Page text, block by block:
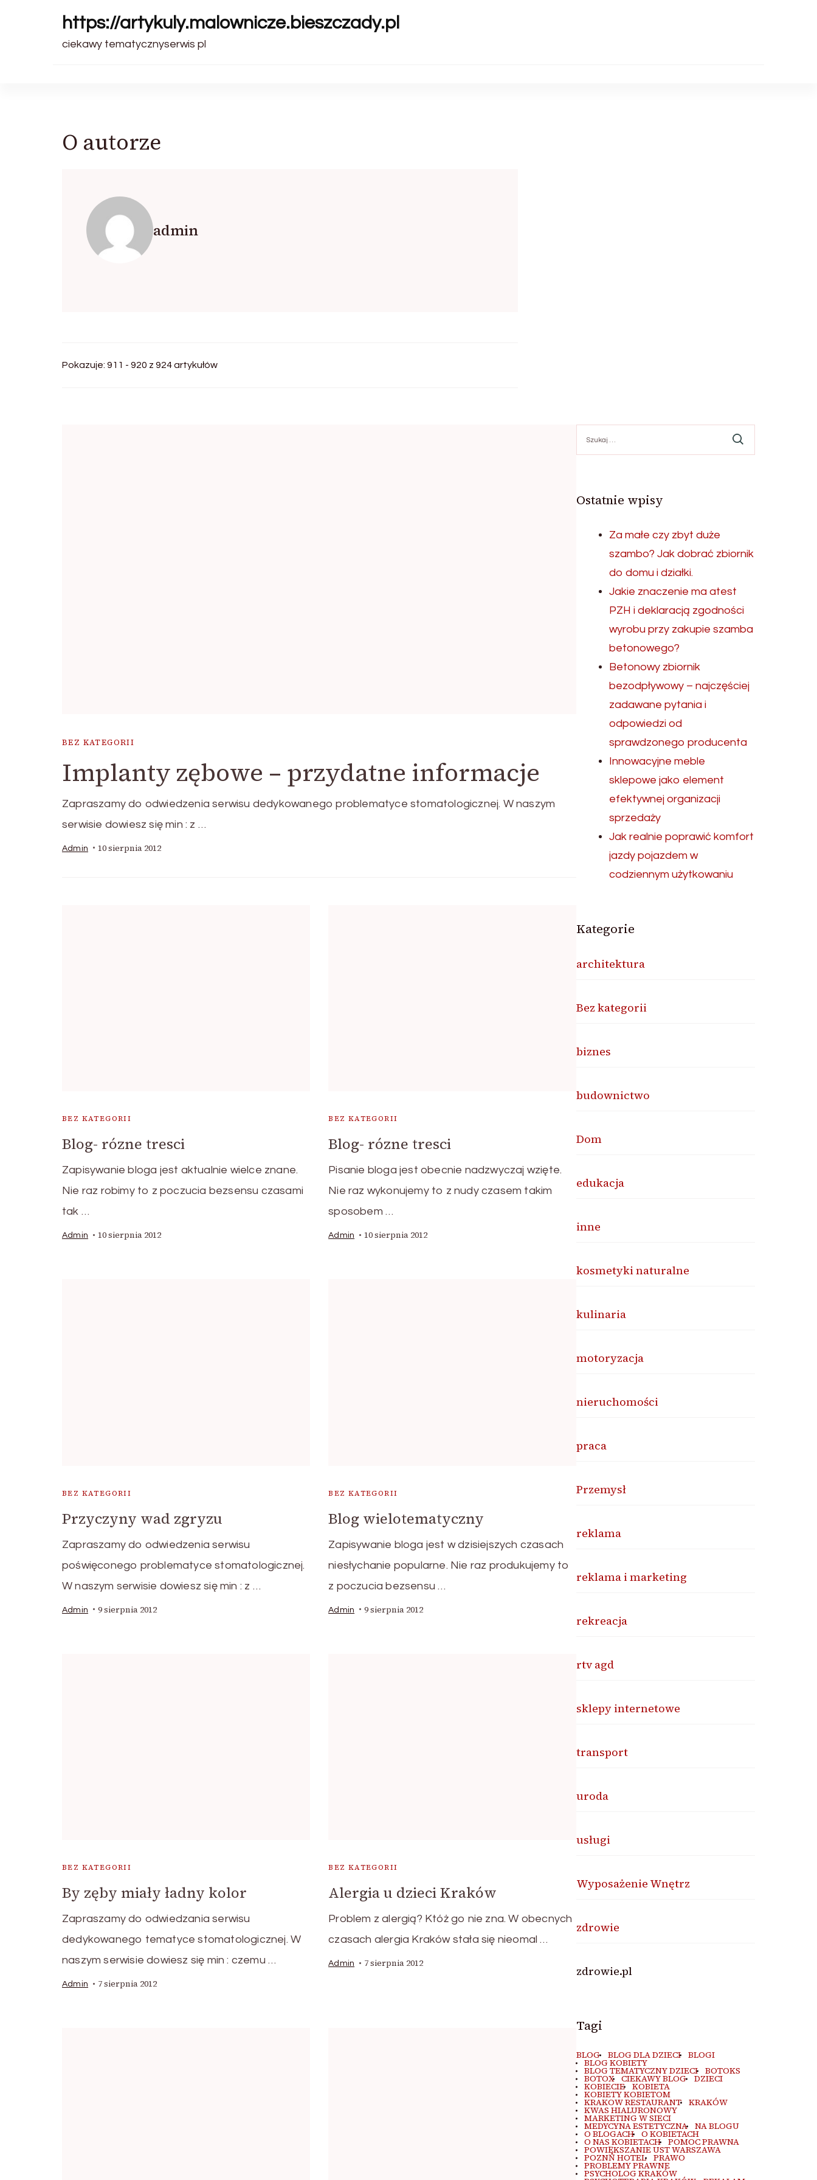
https://artykuly.malownicze.bieszczady.pl
ciekawy tematycznyserwis pl
O autorze
admin
Pokazuje: 911 - 920 z 924 artykułów
BEZ KATEGORII
Implanty zębowe – przydatne informacje
Zapraszamy do odwiedzenia serwisu dedykowanego problematyce stomatologicznej. W naszym
serwisie dowiesz się min : z …
Admin 10 sierpnia 2012
BEZ KATEGORII
Blog- rózne tresci
Zapisywanie bloga jest aktualnie wielce znane.
Nie raz robimy to z poczucia bezsensu czasami
tak …
Admin 10 sierpnia 2012
BEZ KATEGORII
Blog- rózne tresci
Pisanie bloga jest obecnie nadzwyczaj wzięte.
Nie raz wykonujemy to z nudy czasem takim
sposobem …
Admin 10 sierpnia 2012
BEZ KATEGORII
Przyczyny wad zgryzu
Zapraszamy do odwiedzenia serwisu
poświęconego problematyce stomatologicznej.
W naszym serwisie dowiesz się min : z …
Admin 9 sierpnia 2012
BEZ KATEGORII
Blog wielotematyczny
Zapisywanie bloga jest w dzisiejszych czasach
niesłychanie popularne. Nie raz produkujemy to
z poczucia bezsensu …
Admin 9 sierpnia 2012
BEZ KATEGORII
By zęby miały ładny kolor
Zapraszamy do odwiedzania serwisu
dedykowanego tematyce stomatologicznej. W
naszym serwisie dowiesz się min : czemu …
Admin 7 sierpnia 2012
BEZ KATEGORII
Alergia u dzieci Kraków
Problem z alergią? Któż go nie zna. W obecnych
czasach alergia Kraków stała się nieomal …
Admin 7 sierpnia 2012
Ostatnie wpisy
Za małe czy zbyt duże
szambo? Jak dobrać zbiornik
do domu i działki.
Jakie znaczenie ma atest
PZH i deklaracją zgodności
wyrobu przy zakupie szamba
betonowego?
Betonowy zbiornik
bezodpływowy – najczęściej
zadawane pytania i
odpowiedzi od
sprawdzonego producenta
Innowacyjne meble
sklepowe jako element
efektywnej organizacji
sprzedaży
Jak realnie poprawić komfort
jazdy pojazdem w
codziennym użytkowaniu
Kategorie
architektura
Bez kategorii
biznes
budownictwo
Dom
edukacja
inne
kosmetyki naturalne
kulinaria
motoryzacja
nieruchomości
praca
Przemysł
reklama
reklama i marketing
rekreacja
rtv agd
sklepy internetowe
transport
uroda
usługi
Wyposażenie Wnętrz
zdrowie
zdrowie.pl
Tagi
BLOG BLOG DLA DZIECI BLOGI
BLOG KOBIETY
BLOG TEMATYCZNY DZIECI BOTOKS
BOTOX CIEKAWY BLOG DZIECI
KOBIECIE KOBIETA
KOBIETY KOBIETOM
KRAKOW RESTAURANT KRAKÓW
KWAS HIALURONOWY
MARKETING W SIECI
MEDYCYNA ESTETYCZNA NA BLOGU
O BLOGACH O KOBIETACH
O NAS KOBIETACH POMOC PRAWNA
POWIĘKSZANIE UST WARSZAWA
POZNŃ HOTEL PRAWO
PROBLEMY PRAWNE
PSYCHOLOG KRAKÓW